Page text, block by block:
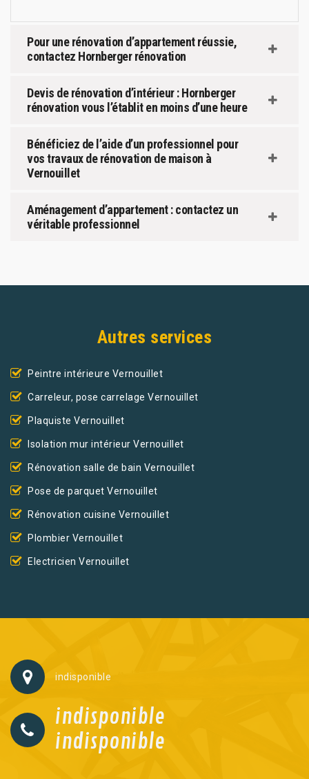
Pour une rénovation d’appartement réussie,
contactez Hornberger rénovation
Devis de rénovation d’intérieur : Hornberger
rénovation vous l’établit en moins d’une heure
Bénéficiez de l’aide d’un professionnel pour
vos travaux de rénovation de maison à
Vernouillet
Aménagement d’appartement : contactez un
véritable professionnel
Autres services
Peintre intérieure Vernouillet
Carreleur, pose carrelage Vernouillet
Plaquiste Vernouillet
Isolation mur intérieur Vernouillet
Rénovation salle de bain Vernouillet
Pose de parquet Vernouillet
Rénovation cuisine Vernouillet
Plombier Vernouillet
Electricien Vernouillet
indisponible
indisponible
indisponible